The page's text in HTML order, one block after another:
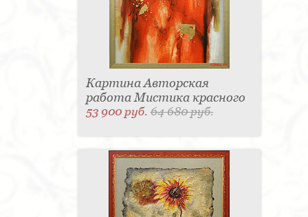
Картина Авторская
работа Мистика красного
53 900 руб.64 680 руб.